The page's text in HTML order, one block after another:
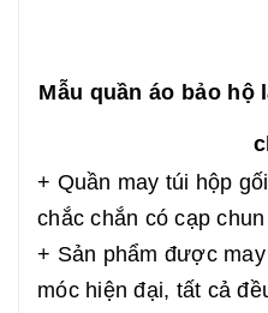
Mẫu quần áo bảo hộ
+ Quần may túi hộp
chắc chắn có cạp
+ Sản phẩm được
móc hiện đại, tất cả